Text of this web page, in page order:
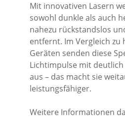
Mit innovativen Lasern
sowohl dunkle als auch
nahezu rückstandslos
entfernt. Im Vergleich zu
Geräten senden diese
Lichtimpulse mit
aus – das macht sie
leistungsfähiger.
Weitere Informationen